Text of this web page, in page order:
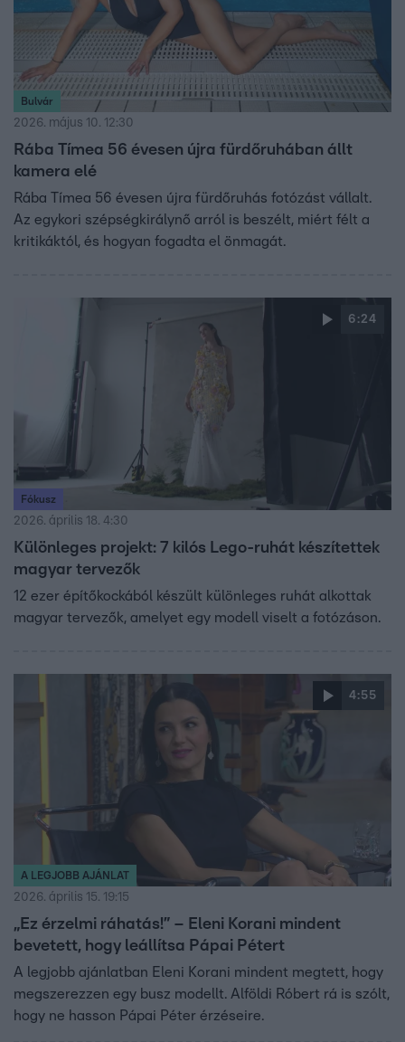
Bulvár
2026. május 10. 12:30
Rába Tímea 56 évesen újra fürdőruhában állt
kamera elé
Rába Tímea 56 évesen újra fürdőruhás fotózást vállalt.
Az egykori szépségkirálynő arról is beszélt, miért félt a
kritikáktól, és hogyan fogadta el önmagát.
6:24
Fókusz
2026. április 18. 4:30
Különleges projekt: 7 kilós Lego-ruhát készítettek
magyar tervezők
12 ezer építőkockából készült különleges ruhát alkottak
magyar tervezők, amelyet egy modell viselt a fotózáson.
4:55
A LEGJOBB AJÁNLAT
2026. április 15. 19:15
„Ez érzelmi ráhatás!” – Eleni Korani mindent
bevetett, hogy leállítsa Pápai Pétert
A legjobb ajánlatban Eleni Korani mindent megtett, hogy
megszerezzen egy busz modellt. Alföldi Róbert rá is szólt,
hogy ne hasson Pápai Péter érzéseire.